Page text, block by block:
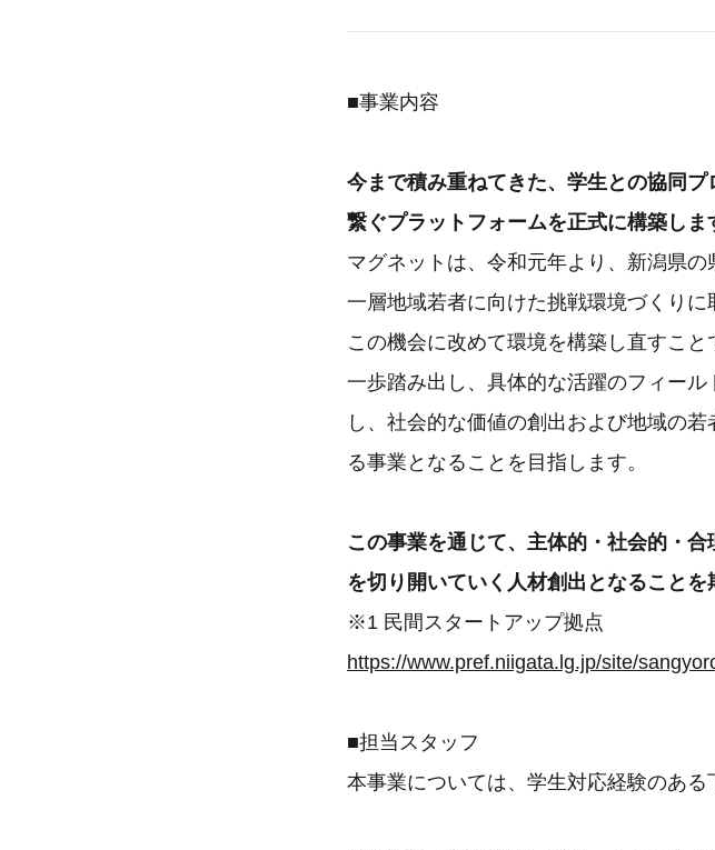
■事業内容
今まで積み重ねてきた、学生との協同
繋ぐプラットフォームを正式に構築しま
マグネットは、令和元年より、新潟県
一層地域若者に向けた挑戦環境づくり
この機会に改めて環境を構築し直すこ
一歩踏み出し、具体的な活躍のフィー
し、社会的な価値の創出および地域の
る事業となることを目指します。
この事業を通じて、主体的・社会的・
を切り開いていく人材創出となることを
※1 民間スタートアップ拠点
https://www.pref.niigata.lg.jp/site/
■担当スタッフ
本事業については、学生対応経験のある